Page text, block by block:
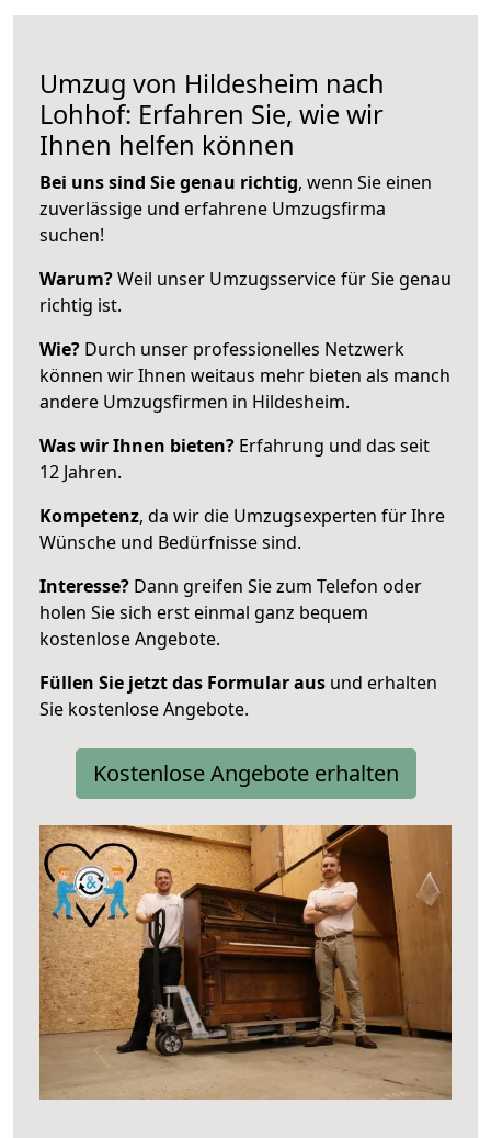
Umzug von Hildesheim nach
Lohhof: Erfahren Sie, wie wir
Ihnen helfen können
Bei uns sind Sie genau richtig, wenn Sie einen
zuverlässige und erfahrene Umzugsfirma
suchen!
Warum?Weil unser Umzugsservice für Sie genau
richtig ist.
Wie? Durch unser professionelles Netzwerk
können wir Ihnen weitaus mehr bieten als manch
andere Umzugsfirmen in Hildesheim.
Was wir Ihnen bieten? Erfahrung und das seit
12 Jahren.
Kompetenz, da wir die Umzugsexperten für Ihre
Wünsche und Bedürfnisse sind.
Interesse? Dann greifen Sie zum Telefon oder
holen Sie sich erst einmal ganz bequem
kostenlose Angebote.
Füllen Sie jetzt das Formular aus und erhalten
Sie kostenlose Angebote.
Kostenlose Angebote erhalten